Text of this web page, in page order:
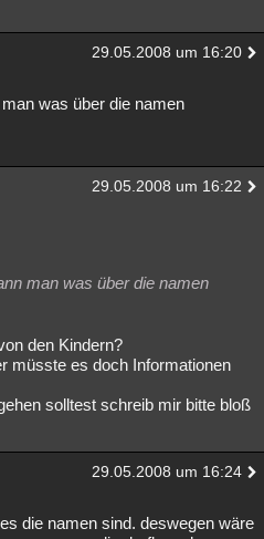
29.05.2008 um 16:20
was über die namen
29.05.2008 um 16:22
man was über die namen
den Kindern?
müsste es doch Informationen
solltest schreib mir bitte bloß
29.05.2008 um 16:24
die namen sind. deswegen wäre